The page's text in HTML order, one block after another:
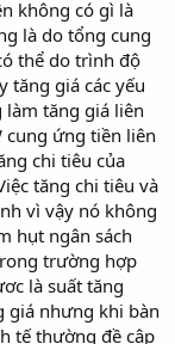
không có gì là
là do tổng cung
thể do trình độ
tăng giá các yếu
tăng giá liên
ứng tiền liên
chi tiêu của
tăng chi tiêu và
vì vậy nó không
hụt ngân sách
trường hợp
là suất tăng
giá nhưng khi bàn
tế thường đề cập